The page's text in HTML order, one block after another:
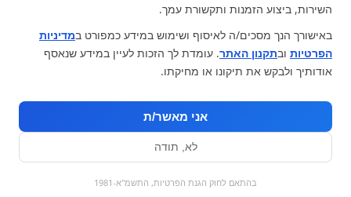
כל המוצרים
0
הקניות שלי מבצעים
השירות, ביצוע הזמנות ותקשורת עמך.
באישורך הנך מסכים/ה לאיסוף ושימוש במידע כמפורט במדיניות
הפרטיות ובתקנון האתר. עומדת לך הזכות לעיין במידע שנאסף
אודותיך ולבקש את תיקונו או מחיקתו.
אני מאשר/ת
לא, תודה
בהתאם לחוק הגנת הפרטיות, התשמ"א-1981